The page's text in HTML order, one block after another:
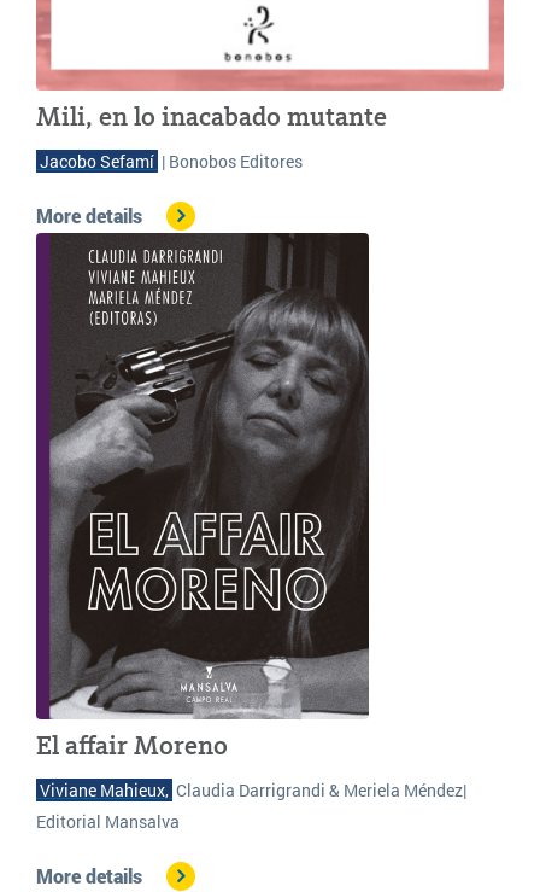
Mili, en lo inacabado mutante
Jacobo Sefamí | Bonobos Editores
More details
El affair Moreno
Viviane Mahieux, Claudia Darrigrandi & Meriela Méndez|
Editorial Mansalva
More details